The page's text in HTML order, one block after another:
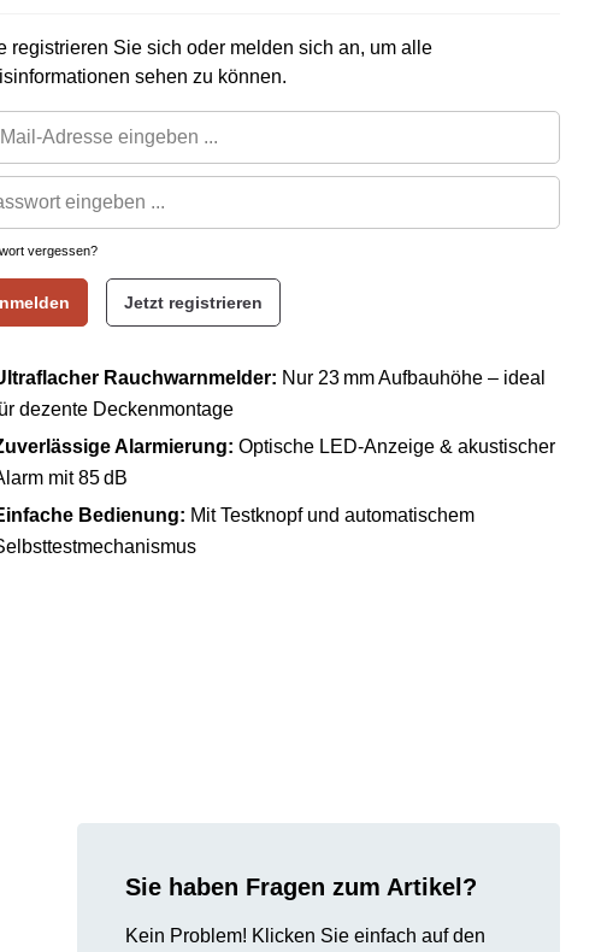
registrieren Sie sich oder melden sich an, um alle
sehen zu können.
vergessen?
Jetzt registrieren
Rauchwarnmelder: Nur 23 mm Aufbauhöhe – ideal
dezente Deckenmontage
Alarmierung: Optische LED-Anzeige & akustischer
mit 85 dB
Bedienung: Mit Testknopf und automatischem
Sie haben Fragen zum Artikel?
Kein Problem! Klicken Sie einfach auf den